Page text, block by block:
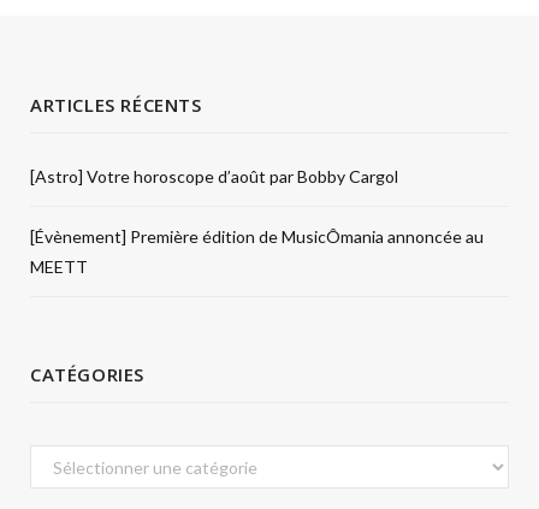
ARTICLES RÉCENTS
[Astro] Votre horoscope d’août par Bobby Cargol
[Évènement] Première édition de MusicÔmania annoncée au
MEETT
CATÉGORIES
Catégories